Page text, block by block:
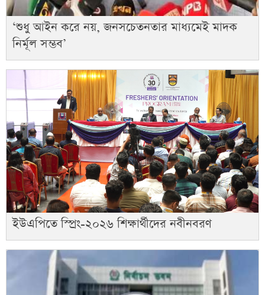
‘শুধু আইন করে নয়, জনসচেতনতার মাধ্যমেই মাদক
নির্মূল সম্ভব’
ইউএপিতে স্প্রিং-২০২৬ শিক্ষার্থীদের নবীনবরণ